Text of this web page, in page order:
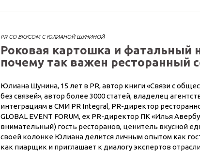
PR СО ВКУСОМ С ЮЛИАНОЙ ШУНИНОЙ
Роковая картошка и фатальный
почему так важен ресторанный
Юлиана Шунина, 15 лет в PR, автор книги «Связи с
без связей», автор более 3000 статей, владелец
интеграциям в СМИ PR Integral, PR-директор
GLOBAL EVENT FORUM, ex PR-директор ПК «Илья
внимательный) гость ресторанов, ценитель вкусной
своей колонке Юлиана делится личным опытом как
как пиарщик и приглашает к диалогу экспертов